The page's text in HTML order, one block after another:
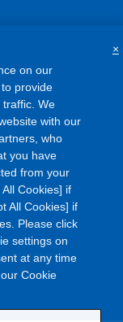
reserved
on our
provide
We
with our
who
you have
from your
Cookies] if
All Cookies] if
Please click
settings on
at any time
Cookie
×